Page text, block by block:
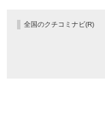
全国のクチコミナビ(R)